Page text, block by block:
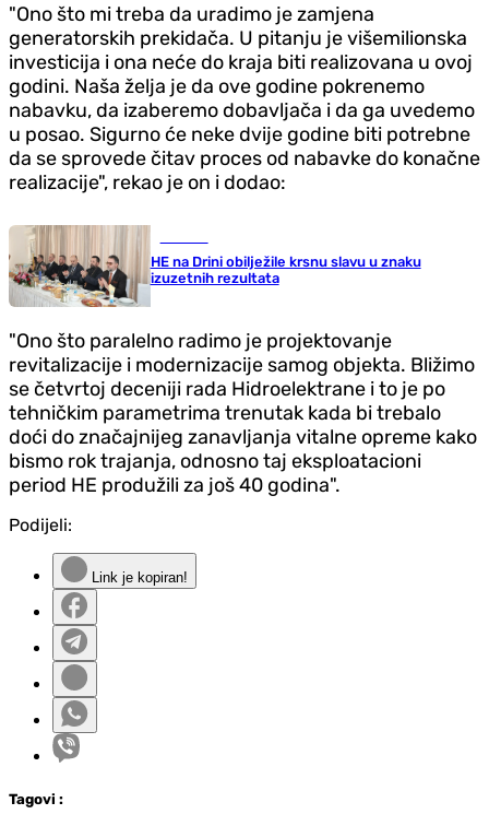
"Ono što mi treba da uradimo je zamjena
generatorskih prekidača. U pitanju je višemilionska
investicija i ona neće do kraja biti realizovana u ovoj
godini. Naša želja je da ove godine pokrenemo
nabavku, da izaberemo dobavljača i da ga uvedemo
u posao. Sigurno će neke dvije godine biti potrebne
da se sprovede čitav proces od nabavke do konačne
realizacije", rekao je on i dodao:
HE na Drini obilježile krsnu slavu u znaku
izuzetnih rezultata
"Ono što paralelno radimo je projektovanje
revitalizacije i modernizacije samog objekta. Bližimo
se četvrtoj deceniji rada Hidroelektrane i to je po
tehničkim parametrima trenutak kada bi trebalo
doći do značajnijeg zanavljanja vitalne opreme kako
bismo rok trajanja, odnosno taj eksploatacioni
period HE produžili za još 40 godina".
Podijeli:
Link je kopiran!
Tagovi :